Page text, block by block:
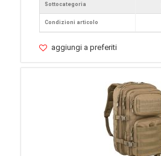
Sottocategoria
Condizioni articolo
aggiungi a preferiti